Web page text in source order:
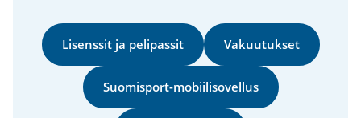
Lisenssit ja pelipassit Vakuutukset
Suomisport-mobiilisovellus